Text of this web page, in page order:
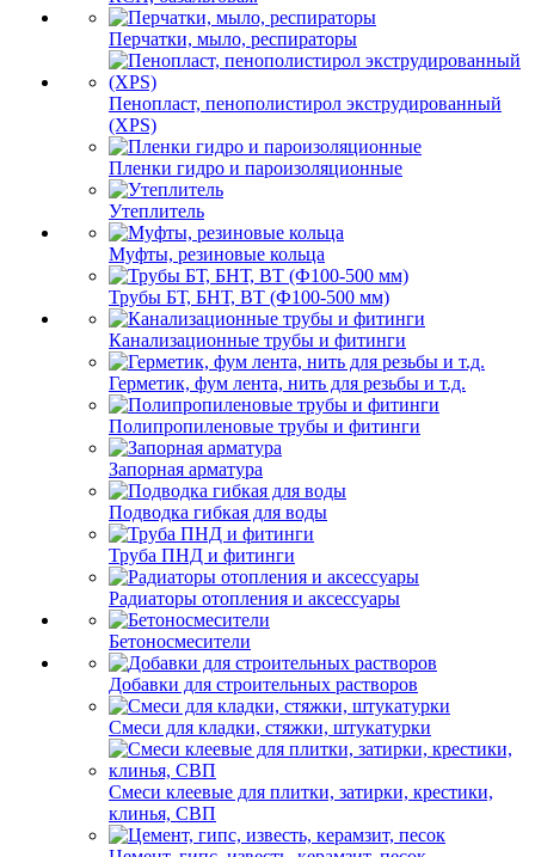
Перчатки, мыло, респираторы
Пенопласт, пенополистирол экструдированный
(XPS)
Пленки гидро и пароизоляционные
Утеплитель
Муфты, резиновые кольца
Трубы БТ, БНТ, ВТ (Ф100-500 мм)
Канализационные трубы и фитинги
Герметик, фум лента, нить для резьбы и т.д.
Полипропиленовые трубы и фитинги
Запорная арматура
Подводка гибкая для воды
Труба ПНД и фитинги
Радиаторы отопления и аксессуары
Бетоносмесители
Добавки для строительных растворов
Смеси для кладки, стяжки, штукатурки
Смеси клеевые для плитки, затирки, крестики,
клинья, СВП